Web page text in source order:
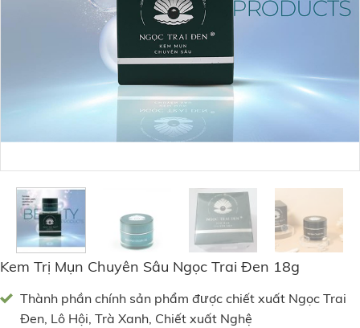
Kem Trị Mụn Chuyên Sâu Ngọc Trai Đen 18g
Thành phần chính sản phẩm được chiết xuất Ngọc Trai
Đen, Lô Hội, Trà Xanh, Chiết xuất Nghệ